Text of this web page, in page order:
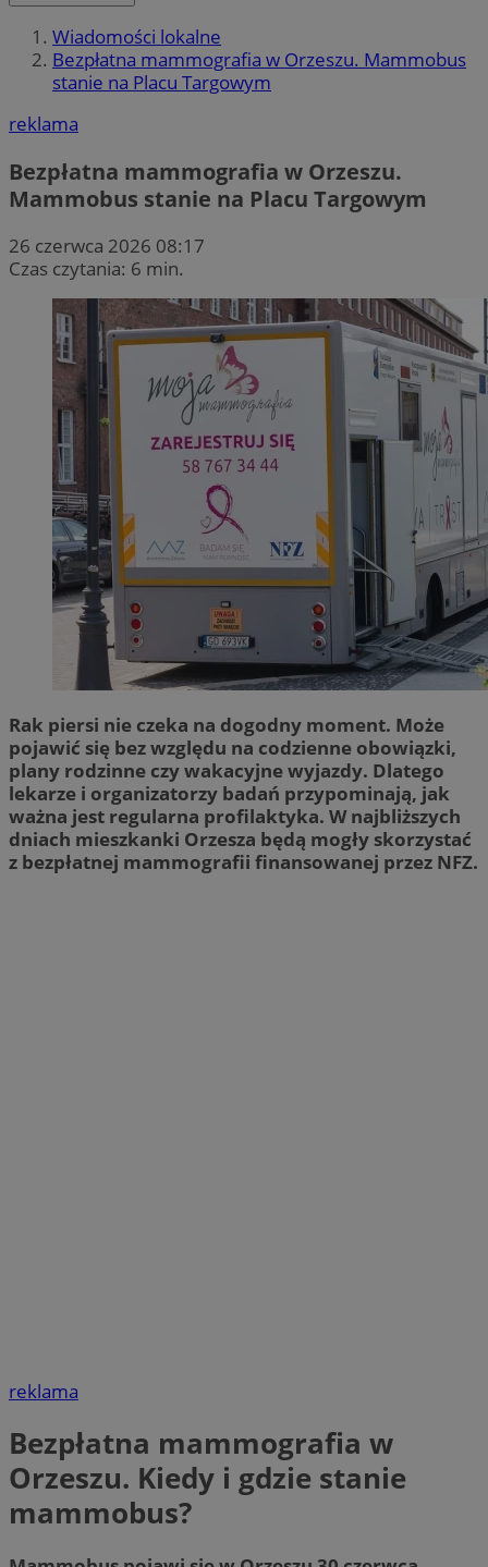
Wiadomości lokalne
Bezpłatna mammografia w Orzeszu. Mammobus
stanie na Placu Targowym
reklama
Bezpłatna mammografia w Orzeszu.
Mammobus stanie na Placu Targowym
26 czerwca 2026 08:17
Czas czytania: 6 min.
Rak piersi nie czeka na dogodny moment. Może
pojawić się bez względu na codzienne obowiązki,
plany rodzinne czy wakacyjne wyjazdy. Dlatego
lekarze i organizatorzy badań przypominają, jak
ważna jest regularna profilaktyka. W najbliższych
dniach mieszkanki Orzesza będą mogły skorzystać
z bezpłatnej mammografii finansowanej przez NFZ.
reklama
Bezpłatna mammografia w
Orzeszu. Kiedy i gdzie stanie
mammobus?